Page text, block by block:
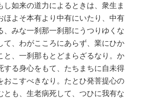
し如来の道力によるときは、衆生ま
ほよそ本有より中有にいたり、中有
、みな一刹那一刹那にうつりゆくな
て、わがこころにあらず、業にひか
と、一刹那もとどまらざるなり。か
する身心をもて、たちまちに自未得
おこすべきなり。たとひ発菩提心の
とも、生老病死して、つひに我有な